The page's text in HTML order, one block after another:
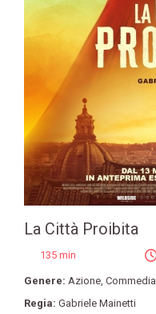
La Città Proibita
135 min
Genere: Azione, Commedia
Regia: Gabriele Mainetti